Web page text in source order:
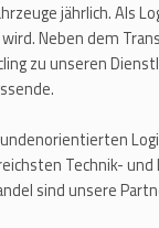
jährlich.
Neben dem
zu unseren
Technik-
sind unsere